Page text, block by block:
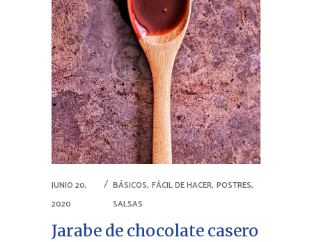
JUNIO 20,
2020
BÁSICOS, FÁCIL DE HACER, POSTRES,
SALSAS
Jarabe de chocolate casero